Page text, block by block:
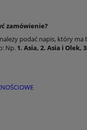
zamówienie?
podać napis, który
Np. 1. Asia, 2. Asia i Olek,